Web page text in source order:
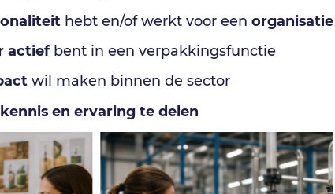
hebt en/of werkt voor een
actiefbent in een verpakkingsfunctie
wil maken binnen de sector
kennis en ervaring te delen